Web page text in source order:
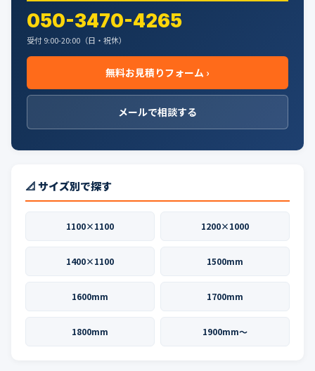
050-3470-4265
受付 9:00-20:00（日・祝休）
無料お見積りフォーム ›
メールで相談する
📐 サイズ別で探す
1100×1100 1200×1000
1400×1100 1500mm
1600mm 1700mm
1800mm 1900mm〜